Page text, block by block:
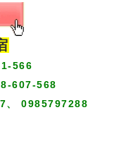
566
607-568
、 0985797288